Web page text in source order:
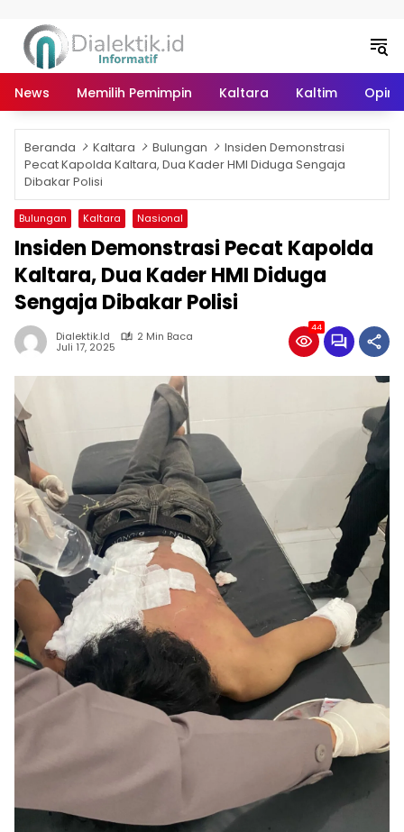
News Memilih Pemimpin Kaltara Kaltim Opini
Beranda Kaltara Bulungan
Insiden Demonstrasi
Pecat Kapolda Kaltara, Dua Kader HMI Diduga Sengaja
Dibakar Polisi
Bulungan Kaltara Nasional
Insiden Demonstrasi Pecat Kapolda
Kaltara, Dua Kader HMI Diduga
Sengaja Dibakar Polisi
Dialektik.id 2 Min Baca
Juli 17, 2025
44